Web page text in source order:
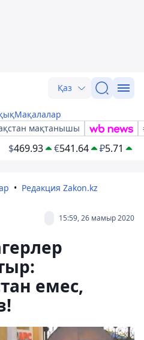
Қаз
Мақалалар
мақтанышы
$469.93 €541.64 ₽5.71
Редакция Zakon.kz
15:59, 26 мамыр 2020
емес,